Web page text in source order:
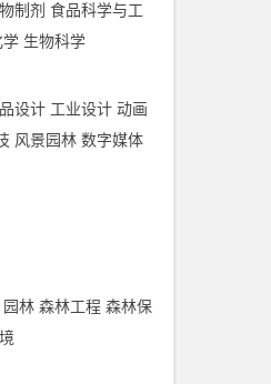
制剂 食品科学与工
学 生物科学
设计 工业设计 动画
风景园林 数字媒体
园林 森林工程 森林保